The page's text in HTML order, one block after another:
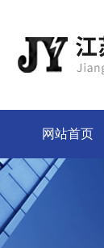
网站首页